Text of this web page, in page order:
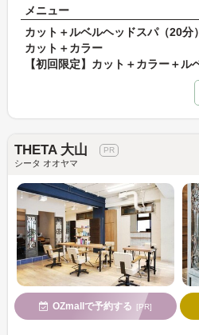
メニュー
カット＋ルベルヘッドスパ（20分）
カット＋カラー
THETA 大山
シータ オオヤマ
OZmallで予約する [PR]